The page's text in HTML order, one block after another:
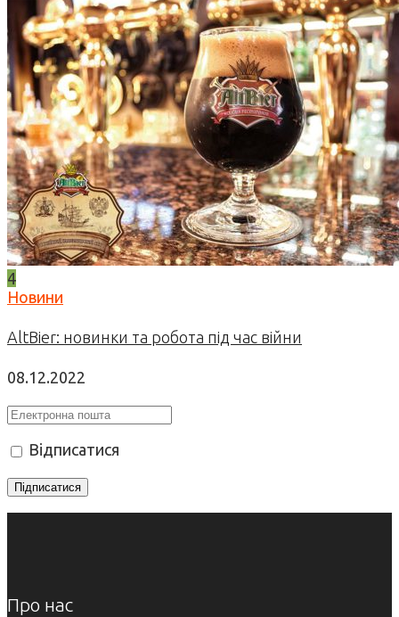
4
Новини
AltBier: новинки та робота під час війни
08.12.2022
Відписатися
Про нас